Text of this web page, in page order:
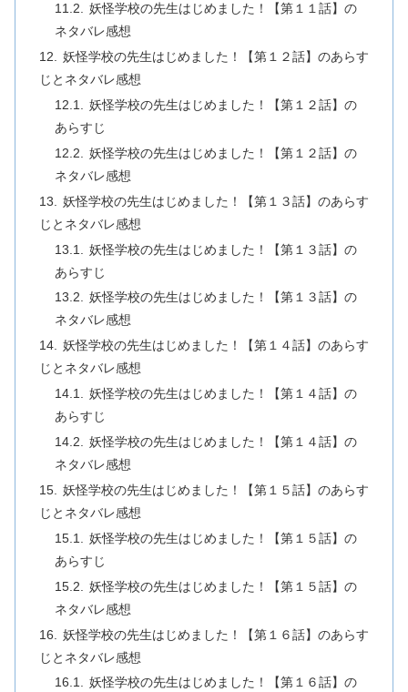
妖怪学校の先生はじめました！【第１１話】の
ネタバレ感想
妖怪学校の先生はじめました！【第１２話】のあらす
じとネタバレ感想
妖怪学校の先生はじめました！【第１２話】の
あらすじ
妖怪学校の先生はじめました！【第１２話】の
ネタバレ感想
妖怪学校の先生はじめました！【第１３話】のあらす
じとネタバレ感想
妖怪学校の先生はじめました！【第１３話】の
あらすじ
妖怪学校の先生はじめました！【第１３話】の
ネタバレ感想
妖怪学校の先生はじめました！【第１４話】のあらす
じとネタバレ感想
妖怪学校の先生はじめました！【第１４話】の
あらすじ
妖怪学校の先生はじめました！【第１４話】の
ネタバレ感想
妖怪学校の先生はじめました！【第１５話】のあらす
じとネタバレ感想
妖怪学校の先生はじめました！【第１５話】の
あらすじ
妖怪学校の先生はじめました！【第１５話】の
ネタバレ感想
妖怪学校の先生はじめました！【第１６話】のあらす
じとネタバレ感想
妖怪学校の先生はじめました！【第１６話】の